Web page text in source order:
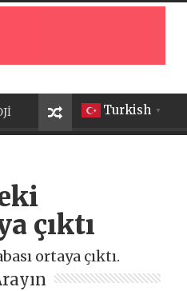
Turkish ▼
çıktı
ortaya çıktı.